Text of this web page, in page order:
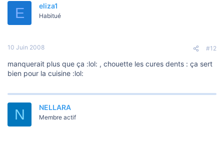
E eliza1
Habitué
10 Juin 2008 #12
manquerait plus que ça :lol: , chouette les cures dents : ça sert
bien pour la cuisine :lol:
N NELLARA
Membre actif